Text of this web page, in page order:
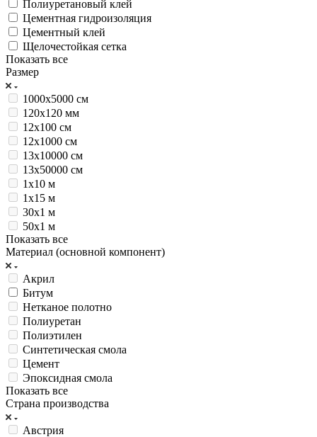
Полиуретановый клей
Цементная гидроизоляция
Цементный клей
Щелочестойкая сетка
Показать все
Размер
1000х5000 см
120х120 мм
12х100 см
12х1000 см
13х10000 см
13х50000 см
1х10 м
1х15 м
30х1 м
50х1 м
Показать все
Материал (основной компонент)
Акрил
Битум
Нетканое полотно
Полиуретан
Полиэтилен
Синтетическая смола
Цемент
Эпоксидная смола
Показать все
Страна производства
Австрия